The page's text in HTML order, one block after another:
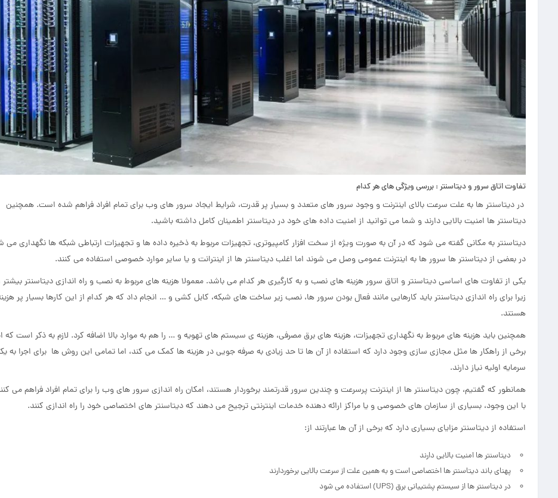
تفاوت اتاق سرور و دیتاسنتر : بررسی ویژگی های هر کدام
در دیتاسنتر ها به علت سرعت بالای اینترنت و وجود سرور های متعدد و بسیار پر قدرت، شرایط ایجاد سرور های وب برای تمام افراد فراهم شده است. همچنین
دیتاسنتر ها امنیت بالایی دارند و شما می توانید از امنیت داده های خود در دیتاسنتر اطمینان کامل داشته باشید.
دیتاسنتر به مکانی گفته می شود که در آن به صورت ویژه از سخت افزار کامپیوتری، تجهیزات مربوط به ذخیره داده ها و تجهیزات ارتباطی شبکه ها نگهداری می
در بعضی از دیتاسنتر ها سرور ها به اینترنت عمومی وصل می شوند اما اغلب دیتاسنتر ها از اینترانت و یا سایر موارد خصوصی استفاده می کنند.
یکی از تفاوت های اساسی دیتاسنتر و اتاق سرور هزینه های نصب و به کارگیری هر کدام می باشد. معمولا هزینه های مربوط به نصب و راه اندازی دیتاسنتر
زیرا برای راه اندازی دیتاسنتر باید کارهایی مانند فعال بودن سرور ها، نصب زیر ساخت های شبکه، کابل کشی و … انجام داد که هر کدام از این کارها بسیار پر
هستند.
همچنین باید هزینه های مربوط به نگهداری تجهیزات، هزینه های برق مصرفی، هزینه ی سیستم های تهویه و … را هم به موارد بالا اضافه کرد. لازم به ذکر است که
برخی از راهکار ها مثل مجازی سازی وجود دارد که استفاده از آن ها تا حد زیادی به صرفه جویی در هزینه ها کمک می کند، اما تمامی این روش ها برای اجرا به
سرمایه اولیه نیاز دارند.
همانطور که گفتیم، چون دیتاسنتر ها از اینترنت پرسرعت و چندین سرور قدرتمند برخوردار هستند، امکان راه اندازی سرور های وب را برای تمام افراد فراهم می
با این وجود، بسیاری از سازمان های خصوصی و یا مراکز ارائه دهنده خدمات اینترنتی ترجیح می دهند که دیتاسنتر های اختصاصی خود را راه اندازی کنند.
استفاده از دیتاسنتر مزایای بسیاری دارد که برخی از آن ها عبارتند از:
دیتاسنتر ها امنیت بالایی دارند
پهنای باند دیتاسنتر ها اختصاصی است و به همین علت از سرعت بالایی برخوردارند
در دیتاسنتر ها از سیستم پشتیبانی برق (UPS) استفاده می شود